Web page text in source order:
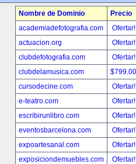
Nombre de Dominio
Precio
academiadefotografia.com
actuacion.org
clubdefotografia.com
clubdelamusica.com
cursodecine.com
e-teatro.com
escribirunlibro.com
eventosbarcelona.com
expoartesanal.com
exposiciondemuebles.com